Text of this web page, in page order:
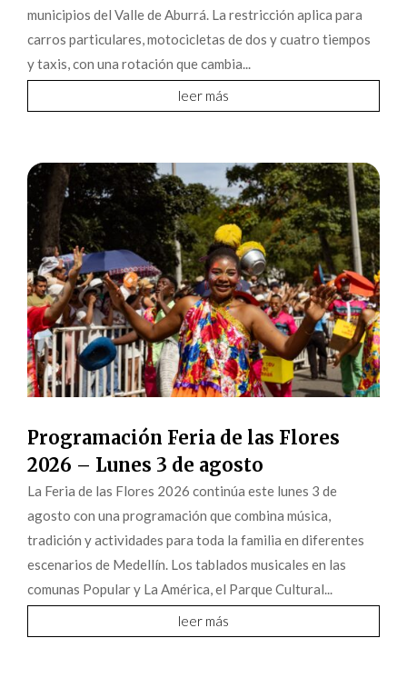
municipios del Valle de Aburrá. La restricción aplica para
carros particulares, motocicletas de dos y cuatro tiempos
y taxis, con una rotación que cambia...
leer más
Programación Feria de las Flores
2026 – Lunes 3 de agosto
La Feria de las Flores 2026 continúa este lunes 3 de
agosto con una programación que combina música,
tradición y actividades para toda la familia en diferentes
escenarios de Medellín. Los tablados musicales en las
comunas Popular y La América, el Parque Cultural...
leer más